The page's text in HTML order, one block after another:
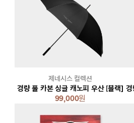
경량 풀 카본 싱글 캐노피 우산 [블랙]
99,000원
제네시스 컬렉션